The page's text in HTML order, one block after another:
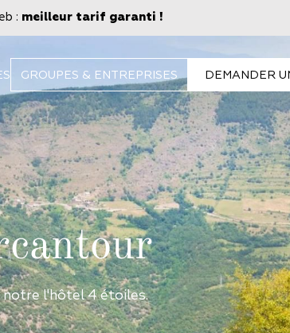
: meilleur tarif garanti !
GROUPES & ENTREPRISES DEMANDER
l'hôtel 4 étoiles.